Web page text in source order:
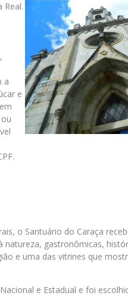
Real.
a
e
o Santuário do Caraça
gastronômicas,
e uma das vitrines que
e Estadual e foi